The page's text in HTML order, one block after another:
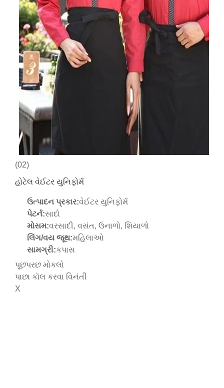
(02)
હોટેલ વેઈટર યુનિફોર્મ
ઉત્પાદન પ્રકાર:વેઈટર યુનિફોર્મ
પેટર્ન:સાદો
મોસમ:વરસાદી, વસંત, ઉનાળો, શિયાળો
લિંગ/વય જૂથ:મહિલાઓ
સામગ્રી:કપાસ
પૂછપરછ મોકલો
પાછા કૉલ કરવા વિનંતી
X